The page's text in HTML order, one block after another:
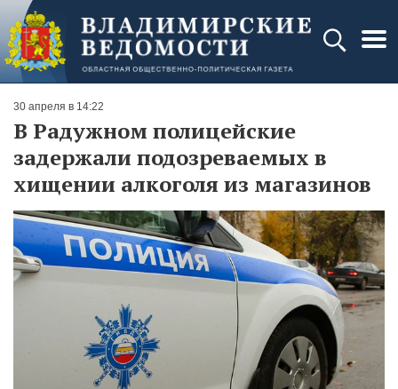
30 апреля в 14:22
В Радужном полицейские
задержали подозреваемых в
хищении алкоголя из магазинов